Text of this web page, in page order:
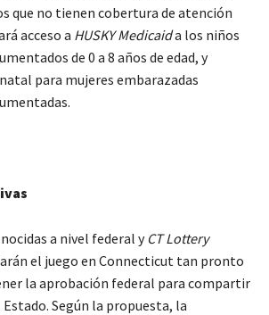
que no tienen cobertura de atención
acceso a HUSKY Medicaida los niños
de 0 a 8 años de edad, y
para mujeres embarazadas
a nivel federal y CT Lottery
el juego en Connecticut tan pronto
la aprobación federal para compartir
Según la propuesta, la